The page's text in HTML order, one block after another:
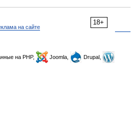
18+
на сайте
на PHP, Joomla,
Drupal,